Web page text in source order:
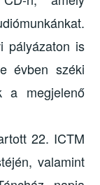
pályázaton is
évben széki
a megjelenő
22. ICTM
valamint